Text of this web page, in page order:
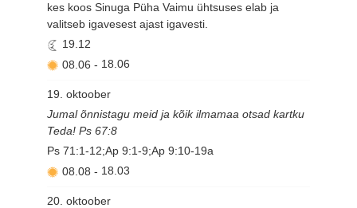
kes koos Sinuga Püha Vaimu ühtsuses elab ja
valitseb igavesest ajast igavesti.
19.12
08.06 - 18.06
19. oktoober
Jumal õnnistagu meid ja kõik ilmamaa otsad kartku
Teda! Ps 67:8
Ps 71:1-12;Ap 9:1-9;Ap 9:10-19a
08.08 - 18.03
20. oktoober